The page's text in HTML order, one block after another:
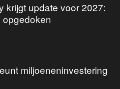
krijgt update voor 2027:
opgedoken
miljoeneninvestering